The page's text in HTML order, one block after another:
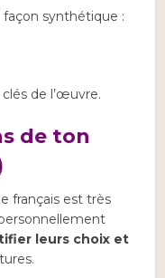
synthétique :
de l’œuvre.
de ton
français est très
leurs choix et